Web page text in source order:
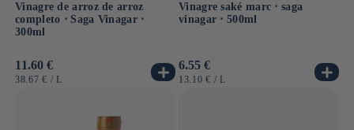
Vinagre de arroz de arroz
completo ⋅ Saga Vinagar ⋅
300ml
Precio
habitual
11.60 €
PRECIO
38.67 € / POR
L
Vinagre saké marc ⋅ saga
vinagar ⋅ 500ml
Precio
habitual
6.55 €
PRECIO
13.10 € / POR
L